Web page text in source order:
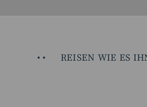
• • REISEN WIE ES